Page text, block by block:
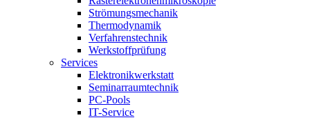
Strömungsmechanik
Thermodynamik
Verfahrenstechnik
Werkstoffprüfung
Services
Elektronikwerkstatt
Seminarraumtechnik
PC-Pools
IT-Service